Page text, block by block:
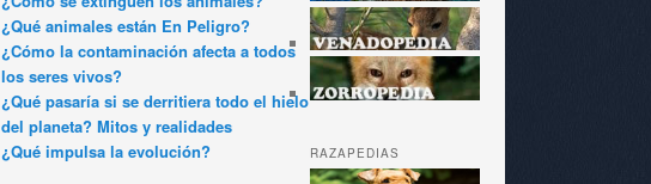
RAZAPEDIAS
¿Qué animales están En Peligro?
¿Cómo la contaminación afecta a todos
los seres vivos?
¿Qué pasaría si se derritiera todo el hielo
del planeta? Mitos y realidades
¿Qué impulsa la evolución?